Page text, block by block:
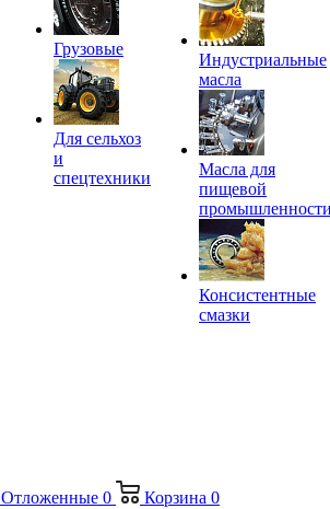
Грузовые
Для сельхоз
и
спецтехники
Индустриальные
масла
Масла для
пищевой
Консистентные
смазки
Отложенные 0 Корзина 0